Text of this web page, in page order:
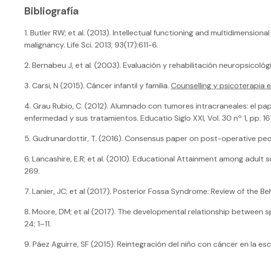
Bibliografía
1. Butler RW; et al. (2013). Intellectual functioning and
malignancy. Life Sci. 2013; 93(17):611-6.
2. Bernabeu J, et al. (2003). Evaluación y rehabilitación
3. Carsi, N (2015). Cáncer infantil y familia. Counselling y psicoterapia
4. Grau Rubio, C. (2012). Alumnado con tumores intracraneales: el
enfermedad y sus tratamientos. Educatio Siglo XXI, Vol. 30 nº 1, pp.
5. Gudrunardottir, T. (2016). Consensus paper on post-operative
6. Lancashire, E.R; et al. (2010). Educational Attainment among
269.
7. Lanier, JC; et al (2017). Posterior Fossa Syndrome: Review of the
8. Moore, DM; et al (2017). The developmental relationship
24; 1–11.
9. Páez Aguirre, SF (2015). Reintegración del niño con cáncer en la